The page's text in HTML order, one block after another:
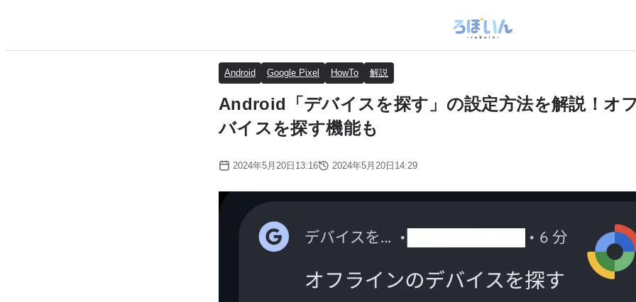
Android Google Pixel HowTo 解説
Android「デバイスを探す」の設定方法を解説！オ
バイスを探す機能も
2024年5月20日13:16 2024年5月20日14:29